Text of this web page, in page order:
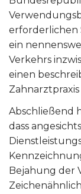
erforderlichen
ein
Verkehrs
einen
Zahnarztpraxis
Abschließend
dass
Bejahung der